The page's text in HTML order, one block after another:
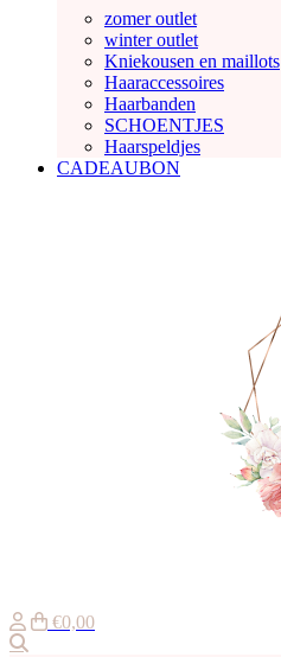
zomer outlet
winter outlet
Kniekousen en maillots
Haaraccessoires
Haarbanden
SCHOENTJES
Haarspeldjes
CADEAUBON
€0,00